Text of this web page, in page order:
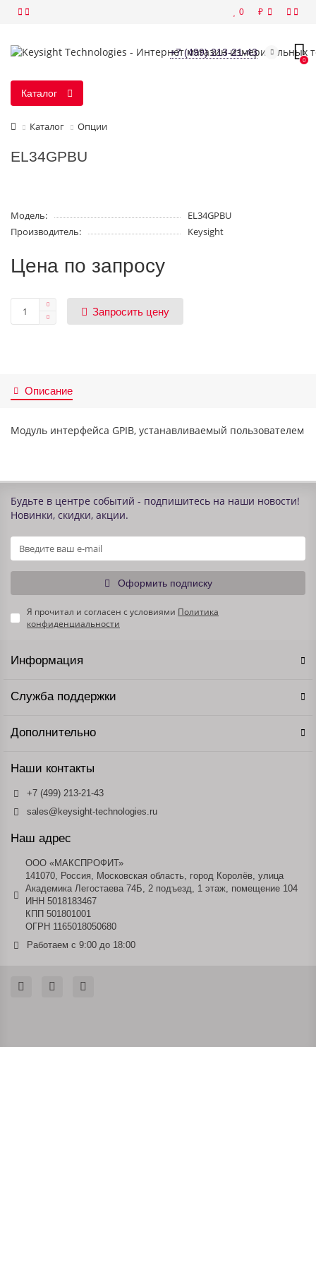
₽
0
+7 (499) 213-21-43
0
Каталог
Каталог Опции
EL34GPBU
Модель:
EL34GPBU
Производитель:
Keysight
Цена по запросу
Запросить цену
Описание
Модуль интерфейса GPIB, устанавливаемый пользователем
Будьте в центре событий - подпишитесь на наши новости!
Новинки, скидки, акции.
Оформить подписку
Я прочитал и согласен с условиями Политика
конфиденциальности
Информация
Служба поддержки
Дополнительно
Наши контакты
+7 (499) 213-21-43
sales@keysight-technologies.ru
Наш адрес
ООО «МАКСПРОФИТ»
141070, Россия, Московская область, город Королёв, улица
Академика Легостаева 74Б, 2 подъезд, 1 этаж, помещение 104
ИНН 5018183467
КПП 501801001
ОГРН 1165018050680
Работаем с 9:00 до 18:00